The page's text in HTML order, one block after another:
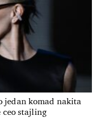
jedan komad nakita
ceo stajling